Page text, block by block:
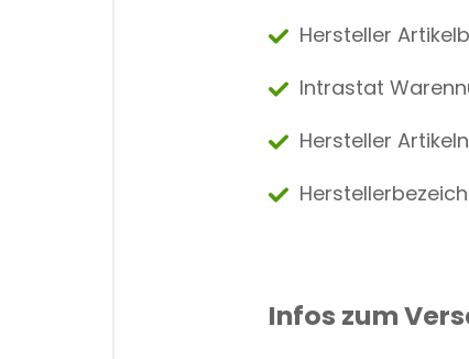
Hersteller
Intrastat
Hersteller
Infos zum